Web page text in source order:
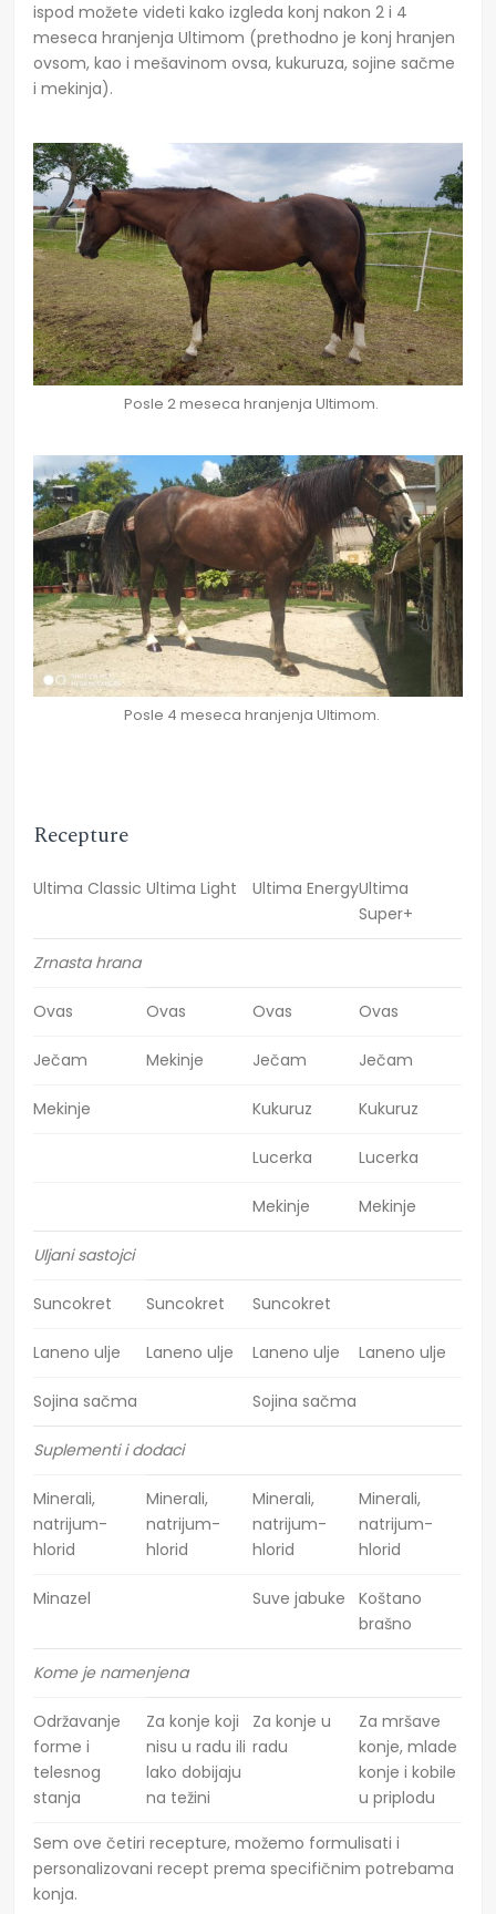
ispod možete videti kako izgleda konj nakon 2 i 4
meseca hranjenja Ultimom (prethodno je konj hranjen
ovsom, kao i mešavinom ovsa, kukuruza, sojine sačme
i mekinja).
Posle 2 meseca hranjenja Ultimom.
Posle 4 meseca hranjenja Ultimom.
Recepture
Ultima Classic Ultima Light Ultima EnergyUltima
Super+
Zrnasta hrana
Ovas Ovas Ovas Ovas
Ječam Mekinje Ječam Ječam
Mekinje Kukuruz Kukuruz
Lucerka Lucerka
Mekinje Mekinje
Uljani sastojci
Suncokret Suncokret Suncokret
Laneno ulje Laneno ulje Laneno ulje Laneno ulje
Sojina sačma Sojina sačma
Suplementi i dodaci
Minerali,
natrijum-
hlorid
Minerali,
natrijum-
hlorid
Minerali,
natrijum-
hlorid
Minerali,
natrijum-
hlorid
Minazel Suve jabuke
Koštano
brašno
Kome je namenjena
Održavanje
forme i
telesnog
stanja
Za konje koji
nisu u radu ili
lako dobijaju
na težini
Za konje u
radu
Za mršave
konje, mlade
konje i kobile
u priplodu
Sem ove četiri recepture, možemo formulisati i
personalizovani recept prema specifičnim potrebama
konja.